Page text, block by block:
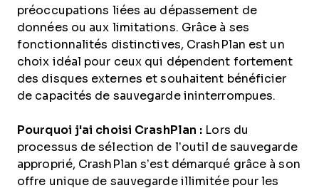
préoccupations liées au dépassement de
données ou aux limitations. Grâce à ses
fonctionnalités distinctives, CrashPlan est un
choix idéal pour ceux qui dépendent fortement
des disques externes et souhaitent bénéficier
de capacités de sauvegarde ininterrompues.
Pourquoi j'ai choisi CrashPlan : Lors du
processus de sélection de l’outil de sauvegarde
approprié, CrashPlan s’est démarqué grâce à son
offre unique de sauvegarde illimitée pour les